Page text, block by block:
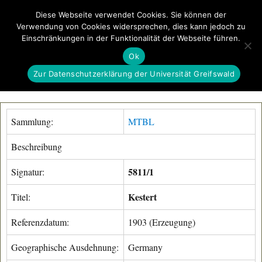
GeoGREIF MENÜ
Sammlung: MTBL
Beschreibung
Signatur: 5811/1
Titel: Kestert
Referenzdatum: 1903 (Erzeugung)
Geographische Ausdehnung: Germany
Diese Webseite verwendet Cookies. Sie können der
Verwendung von Cookies widersprechen, dies kann jedoch zu
Einschränkungen in der Funktionalität der Webseite führen.
Ok
Zur Datenschutzerklärung der Universität Greifswald